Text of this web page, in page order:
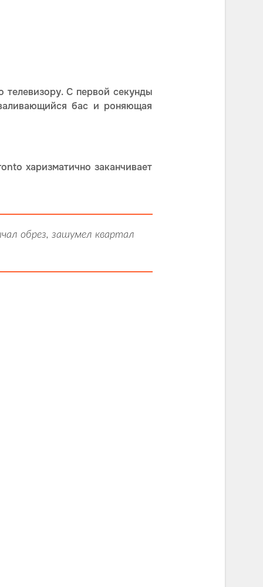
С первой секунды
бас и роняющая
харизматично заканчивает
обрез, зашумел квартал